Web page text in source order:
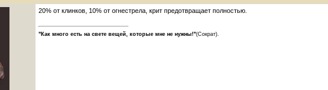
20% от клинков, 10% от огнестрела, крит предотвращает полностью.
"Как много есть на свете вещей, которые мне не нужны!"(Сократ).